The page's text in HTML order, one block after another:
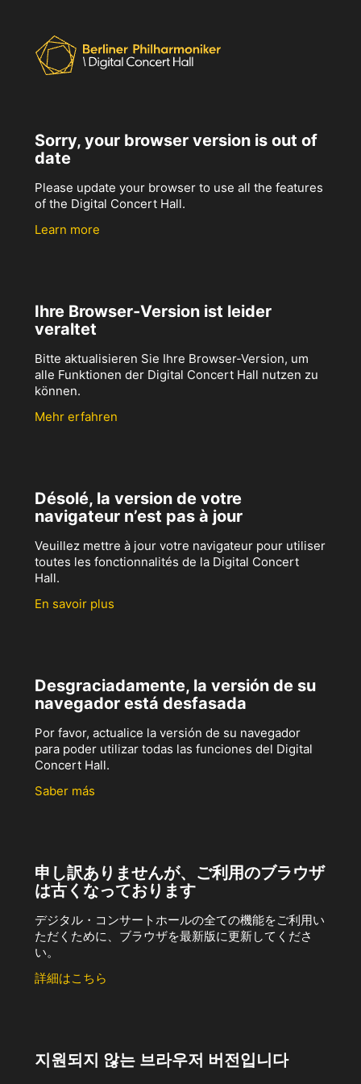
Sorry, your browser version is out of
date
Please update your browser to use all the features
of the Digital Concert Hall.
Learn more
Ihre Browser-Version ist leider
veraltet
Bitte aktualisieren Sie Ihre Browser-Version, um
alle Funktionen der Digital Concert Hall nutzen zu
können.
Mehr erfahren
Désolé, la version de votre
navigateur n’est pas à jour
Veuillez mettre à jour votre navigateur pour utiliser
toutes les fonctionnalités de la Digital Concert
Hall.
En savoir plus
Desgraciadamente, la versión de su
navegador está desfasada
Por favor, actualice la versión de su navegador
para poder utilizar todas las funciones del Digital
Concert Hall.
Saber más
申し訳ありませんが、ご利用のブラウザ
は古くなっております
デジタル・コンサートホールの全ての機能をご利用い
ただくために、ブラウザを最新版に更新してくださ
い。
詳細はこちら
지원되지 않는 브라우저 버전입니다